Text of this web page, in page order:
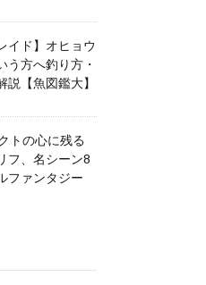
イド】オヒョウ
う方へ釣り方・
【魚図鑑大】
トの心に残る
フ、名シーン8
ファンタジー